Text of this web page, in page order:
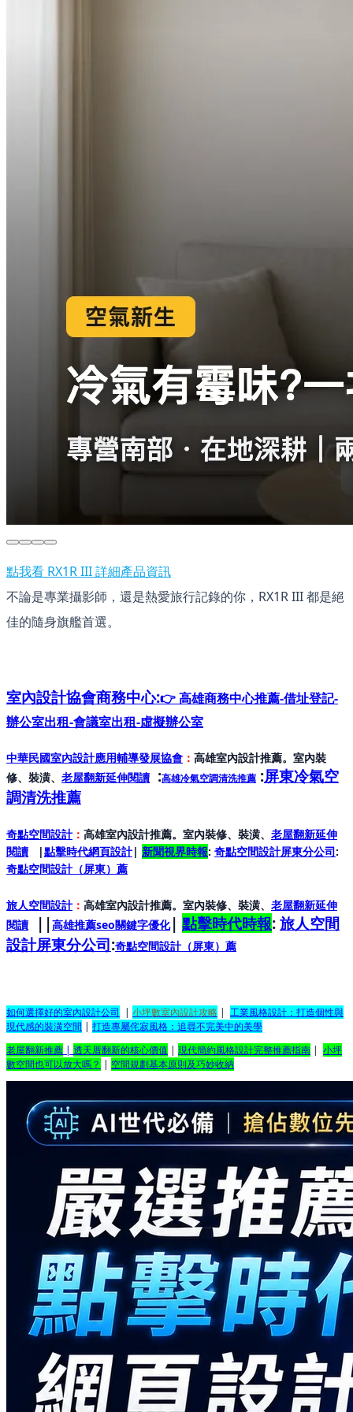
點我看 RX1R III 詳細產品資訊
不論是專業攝影師，還是熱愛旅行記錄的你，RX1R III 都是絕
佳的隨身旗艦首選。
室內設計協會商務中心:👉 高雄商務中心推薦-借址登記-
辦公室出租-會議室出租-虛擬辦公室
中華民國室內設計應用輔導發展協會 ： 高雄室內設計推薦。室內裝
修、裝潢、 老屋翻新延伸閱讀 :高雄冷氣空調清洗推薦 :屏東冷氣空
調清洗推薦
奇點空間設計： 高雄室內設計推薦。室內裝修、裝潢、 老屋翻新延伸
閱讀 |點擊時代網頁設計| 新聞視界時報: 奇點空間設計屏東分公司:
奇點空間設計（屏東） 薦
旅人空間設計： 高雄室內設計推薦。室內裝修、裝潢、 老屋翻新延伸
閱讀
||高雄推薦seo關鍵字優化| 點擊時代時報: 旅人空間
設計屏東分公司:奇點空間設計（屏東） 薦
如何選擇好的室內設計公司 | 小坪數室內設計攻略 | 工業風格設計：打造個性與
現代感的裝潢空間 | 打造專屬侘寂風格：追尋不完美中的美學
老屋翻新推薦 | 透天厝翻新的核心價值 | 現代簡約風格設計完整推薦指南 | 小坪
數空間也可以放大嗎？ | 空間規劃基本原則及巧妙收納